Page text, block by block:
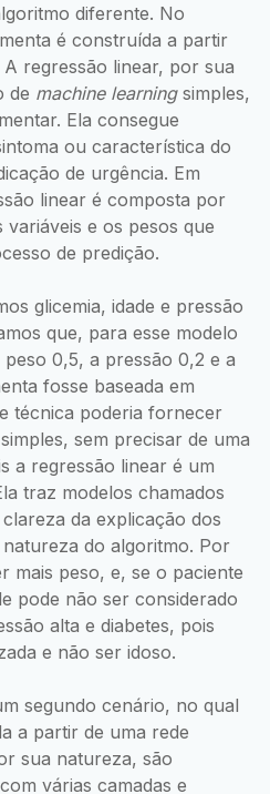
diferente. No
é construída a partir
regressão linear, por sua
de machine learningsimples,
Ela consegue
ou característica do
de urgência. Em
linear é composta por
e os pesos que
de predição.
glicemia, idade e pressão
que, para esse modelo
0,5, a pressão 0,2 e a
fosse baseada em
técnica poderia fornecer
sem precisar de uma
a regressão linear é um
traz modelos chamados
da explicação dos
do algoritmo. Por
mais peso, e, se o paciente
pode não ser considerado
alta e diabetes, pois
e não ser idoso.
segundo cenário, no qual
a partir de uma rede
sua natureza, são
várias camadas e